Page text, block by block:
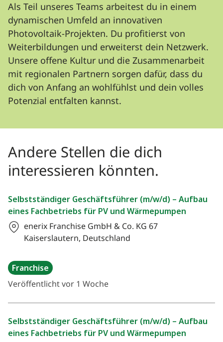
Als Teil unseres Teams arbeitest du in einem
dynamischen Umfeld an innovativen
Photovoltaik-Projekten. Du profitierst von
Weiterbildungen und erweiterst dein Netzwerk.
Unsere offene Kultur und die Zusammenarbeit
mit regionalen Partnern sorgen dafür, dass du
dich von Anfang an wohlfühlst und dein volles
Potenzial entfalten kannst.
Andere Stellen die dich
interessieren könnten.
Selbstständiger Geschäftsführer (m/w/d) – Aufbau
eines Fachbetriebs für PV und Wärmepumpen
enerix Franchise GmbH & Co. KG 67
Kaiserslautern, Deutschland
Franchise
Veröffentlicht vor 1 Woche
Selbstständiger Geschäftsführer (m/w/d) – Aufbau
eines Fachbetriebs für PV und Wärmepumpen